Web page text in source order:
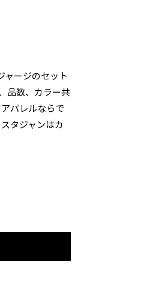
ャージのセット
品数、カラー共
パレルならで
タジャンはカ